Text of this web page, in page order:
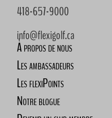
418-657-9000
info@flexigolf.ca
À propos de nous
Les ambassadeurs
Les flexiPoints
Notre blogue